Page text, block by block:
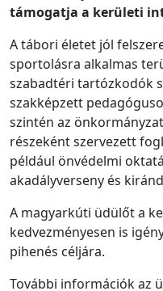
támogatja a kerületi
A tábori életet jól
sportolásra alkalmas
szabadtéri tartózkodók
szakképzett
szintén az
részeként szervezett
például önvédelmi
akadályverseny és
A magyarkúti üdülőt a
kedvezményesen is
pihenés céljára.
További információk az